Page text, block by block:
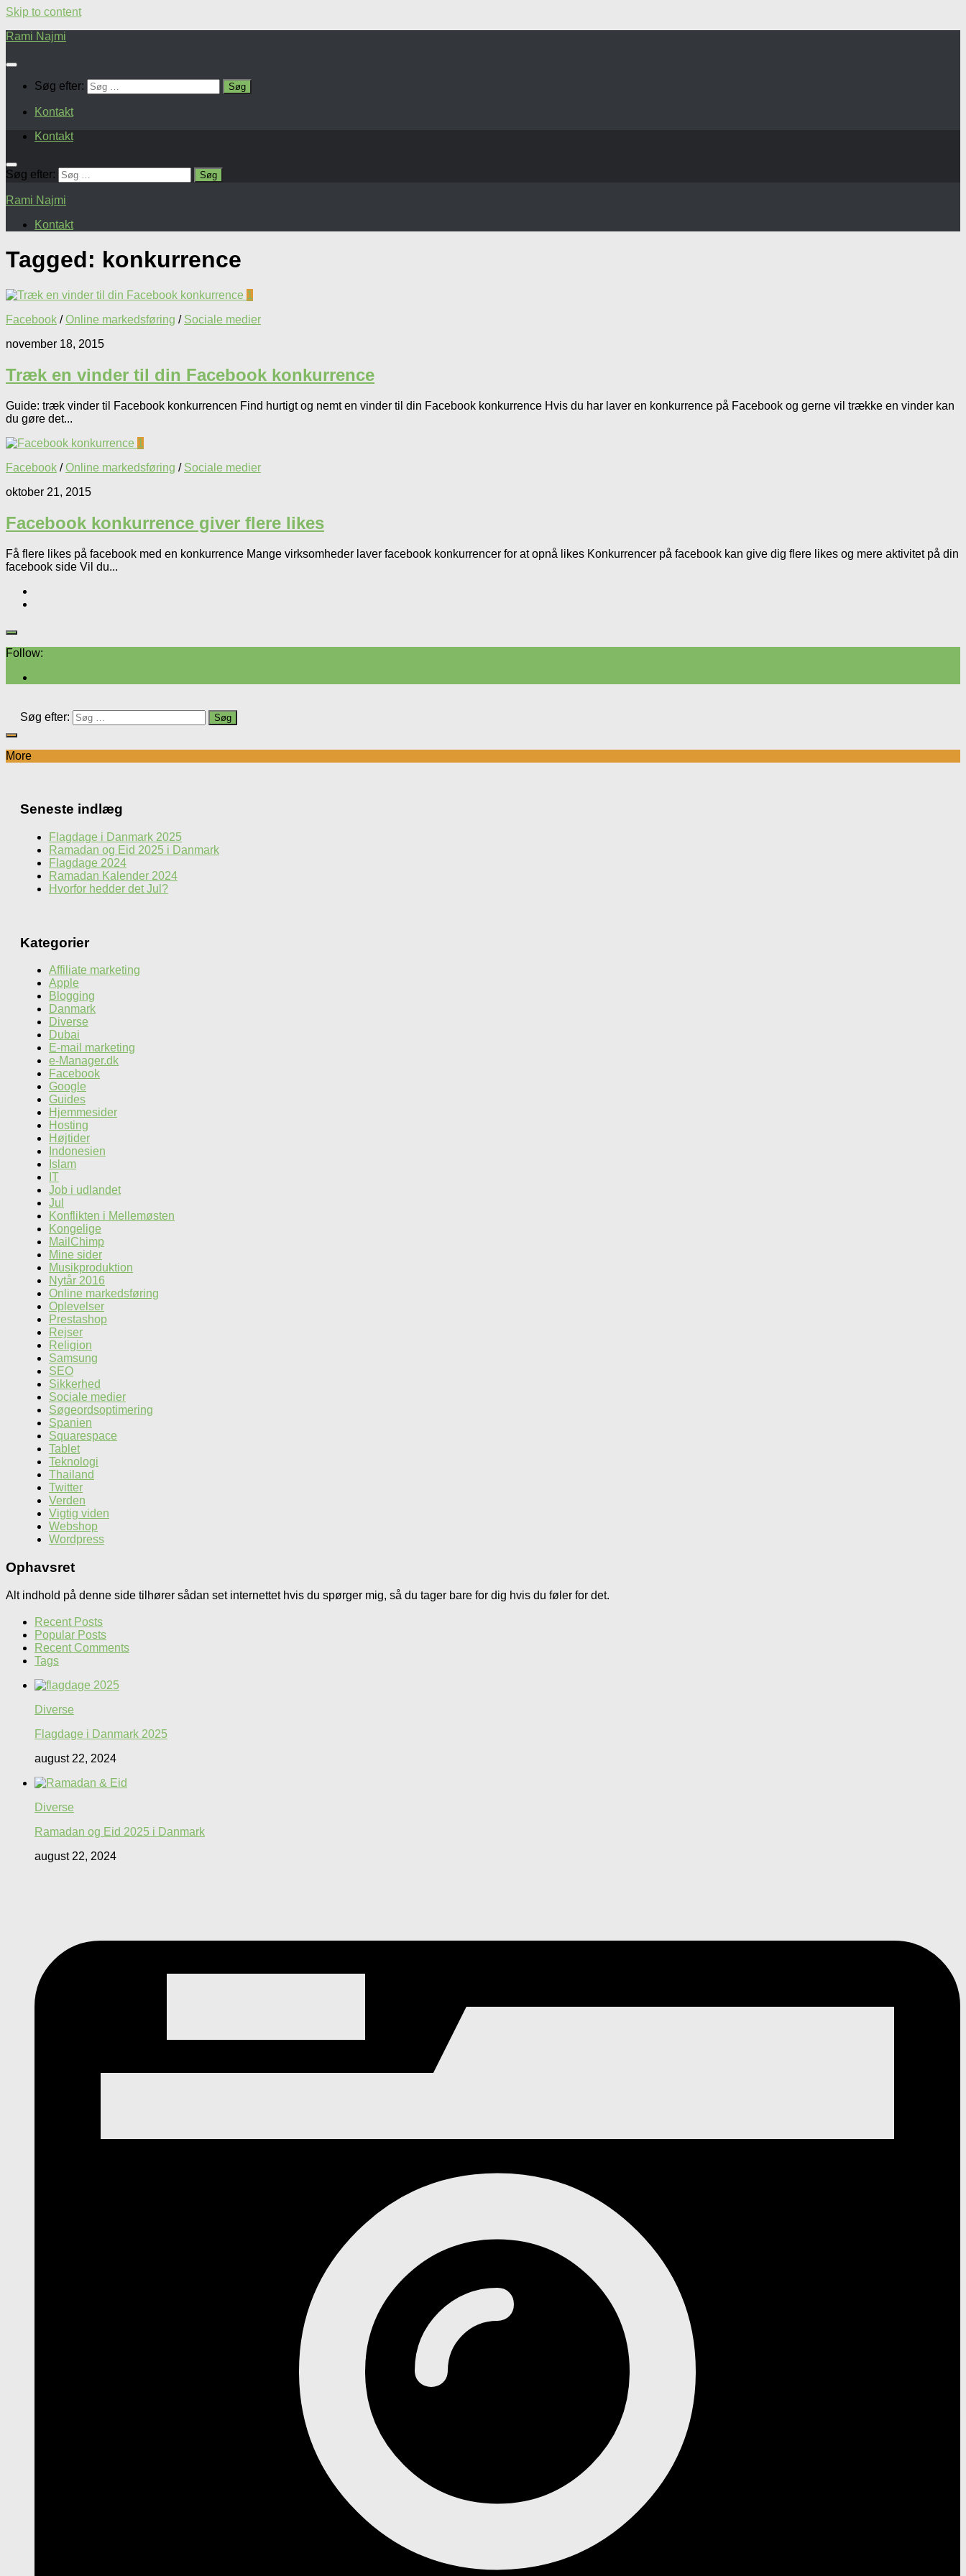
Skip to content
Rami Najmi
Søg efter:
Kontakt
Kontakt
Søg efter:
Rami Najmi
Kontakt
Tagged: konkurrence
1
Facebook /Online markedsføring / Sociale medier
november 18, 2015
Træk en vinder til din Facebook konkurrence
Guide: træk vinder til Facebook konkurrencen Find hurtigt og nemt en vinder til din Facebook konkurrence Hvis du har laver en konkurrence på Facebook og gerne vil trække en vinder kan
du gøre det...
1
Facebook /Online markedsføring / Sociale medier
oktober 21, 2015
Facebook konkurrence giver flere likes
Få flere likes på facebook med en konkurrence Mange virksomheder laver facebook konkurrencer for at opnå likes Konkurrencer på facebook kan give dig flere likes og mere aktivitet på din
facebook side Vil du...
Follow:
Søg efter:
More
Seneste indlæg
Flagdage i Danmark 2025
Ramadan og Eid 2025 i Danmark
Flagdage 2024
Ramadan Kalender 2024
Hvorfor hedder det Jul?
Kategorier
Affiliate marketing
Apple
Blogging
Danmark
Diverse
Dubai
E-mail marketing
e-Manager.dk
Facebook
Google
Guides
Hjemmesider
Hosting
Højtider
Indonesien
Islam
IT
Job i udlandet
Jul
Konflikten i Mellemøsten
Kongelige
MailChimp
Mine sider
Musikproduktion
Nytår 2016
Online markedsføring
Oplevelser
Prestashop
Rejser
Religion
Samsung
SEO
Sikkerhed
Sociale medier
Søgeordsoptimering
Spanien
Squarespace
Tablet
Teknologi
Thailand
Twitter
Verden
Vigtig viden
Webshop
Wordpress
Ophavsret
Alt indhold på denne side tilhører sådan set internettet hvis du spørger mig, så du tager bare for dig hvis du føler for det.
Recent Posts
Popular Posts
Recent Comments
Tags
Diverse
Flagdage i Danmark 2025
august 22, 2024
Diverse
Ramadan og Eid 2025 i Danmark
august 22, 2024